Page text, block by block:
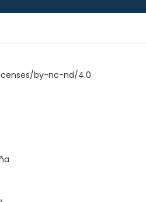
by-nc-nd/4.0